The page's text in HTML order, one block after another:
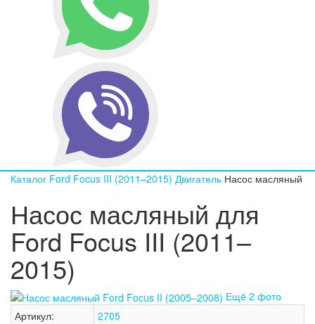
Каталог Ford Focus III (2011–2015) Двигатель Насос масляный
Насос масляный для
Ford Focus III (2011–
2015)
Ещё 2 фото
Артикул:
2705